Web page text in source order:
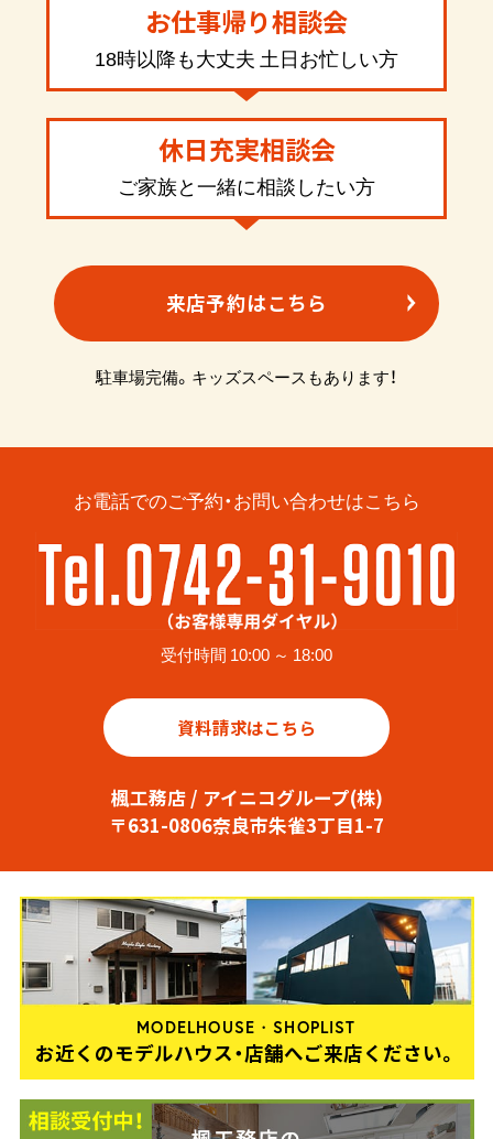
お仕事帰り相談会
18時以降も大丈夫 土日お忙しい方
休日充実相談会
ご家族と一緒に相談したい方
来店予約はこちら
駐車場完備。キッズスペースもあります！
お電話でのご予約・お問い合わせはこちら
受付時間 10:00 ～ 18:00
資料請求はこちら
楓工務店 / アイニコグループ(株)
〒631-0806奈良市朱雀3丁目1-7
MODELHOUSE・SHOPLIST
お近くのモデルハウス・店舗へご来店ください。